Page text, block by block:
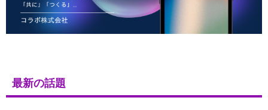
最新の話題